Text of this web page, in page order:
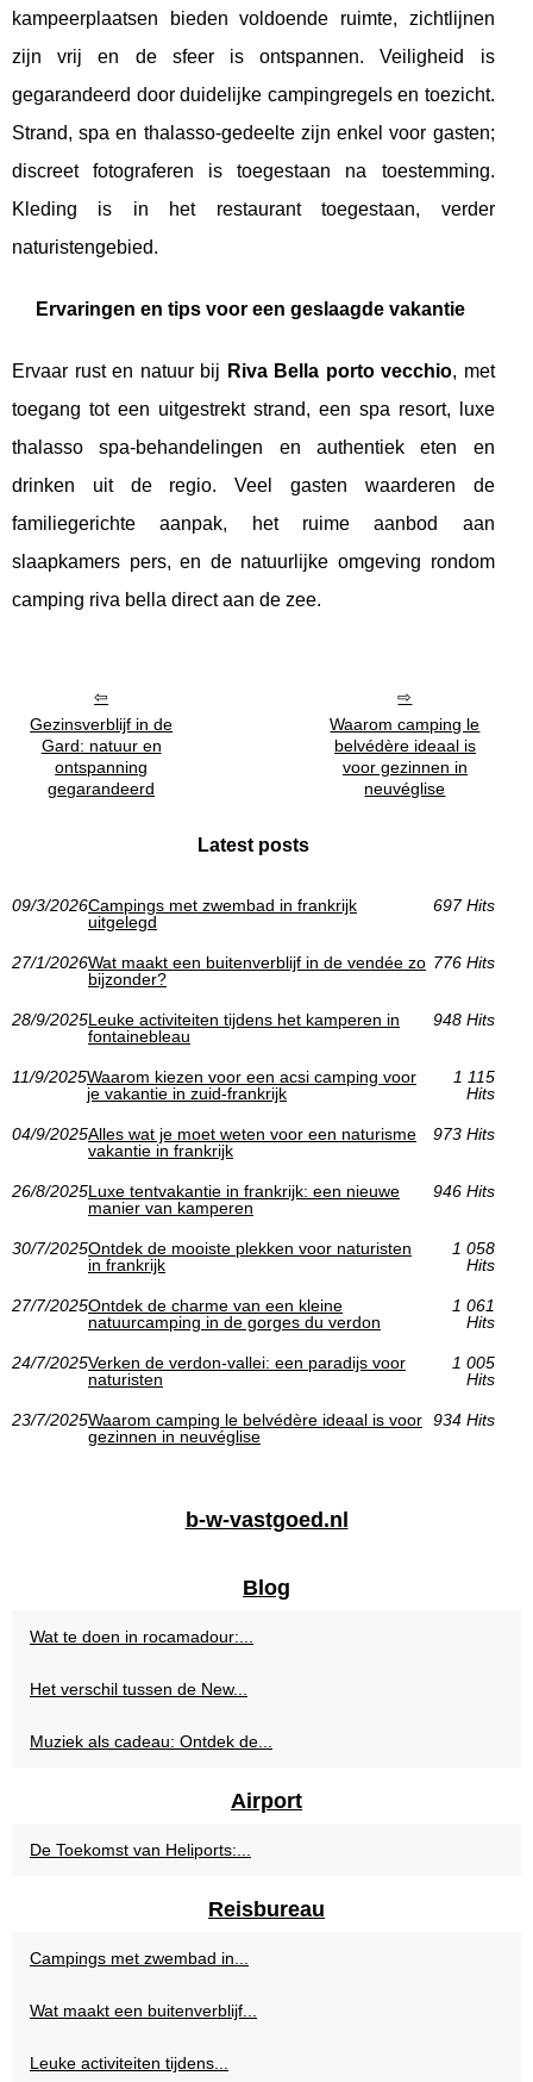
kampeerplaatsen bieden voldoende ruimte, zichtlijnen
zijn vrij en de sfeer is ontspannen. Veiligheid is
gegarandeerd door duidelijke campingregels en toezicht.
Strand, spa en thalasso-gedeelte zijn enkel voor gasten;
discreet fotograferen is toegestaan na toestemming.
Kleding is in het restaurant toegestaan, verder
naturistengebied.
Ervaringen en tips voor een geslaagde vakantie
Ervaar rust en natuur bij Riva Bella porto vecchio, met
toegang tot een uitgestrekt strand, een spa resort, luxe
thalasso spa-behandelingen en authentiek eten en
drinken uit de regio. Veel gasten waarderen de
familiegerichte aanpak, het ruime aanbod aan
slaapkamers pers, en de natuurlijke omgeving rondom
camping riva bella direct aan de zee.
Gezinsverblijf in de
Gard: natuur en
ontspanning
gegarandeerd
Waarom camping le
belvédère ideaal is
voor gezinnen in
neuvéglise
Latest posts
09/3/2026Campings met zwembad in frankrijk
uitgelegd
697 Hits
27/1/2026Wat maakt een buitenverblijf in de vendée zo
bijzonder?
776 Hits
28/9/2025Leuke activiteiten tijdens het kamperen in
fontainebleau
948 Hits
11/9/2025Waarom kiezen voor een acsi camping voor
je vakantie in zuid-frankrijk
1 115
Hits
04/9/2025Alles wat je moet weten voor een naturisme
vakantie in frankrijk
973 Hits
26/8/2025Luxe tentvakantie in frankrijk: een nieuwe
manier van kamperen
946 Hits
30/7/2025Ontdek de mooiste plekken voor naturisten
in frankrijk
1 058
Hits
27/7/2025Ontdek de charme van een kleine
natuurcamping in de gorges du verdon
1 061
Hits
24/7/2025Verken de verdon-vallei: een paradijs voor
naturisten
1 005
Hits
23/7/2025Waarom camping le belvédère ideaal is voor
gezinnen in neuvéglise
934 Hits
b-w-vastgoed.nl
Blog
Wat te doen in rocamadour:...
Het verschil tussen de New...
Muziek als cadeau: Ontdek de...
Airport
De Toekomst van Heliports:...
Reisbureau
Campings met zwembad in...
Wat maakt een buitenverblijf...
Leuke activiteiten tijdens...